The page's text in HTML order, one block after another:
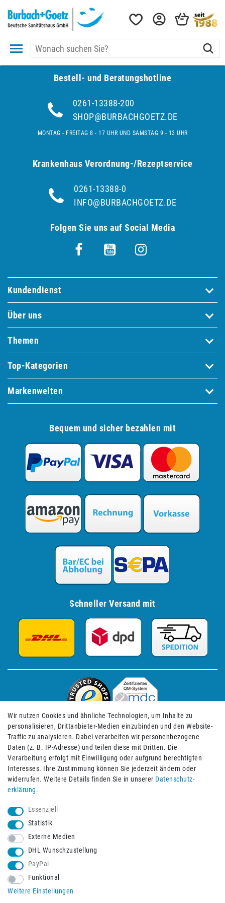
Bestell- und Be­ra­tungs­hot­line
0261-13388-200
SHOP@BURBACHGOETZ.DE
MONTAG - FREITAG 8 - 17 UHR UND SAMSTAG 9 - 13 UHR
Krankenhaus Verordnung-/Rezeptservice
0261-13388-0
INFO@BURBACHGOETZ.DE
Folgen Sie uns auf Social Media
Kundendienst
Über uns
Themen
Top-Kategorien
Markenwelten
Bequem und sicher bezahlen mit
Schneller Versand mit
Impressum Daten­schutz­erklärung AGB
Wir nutzen Cookies und ähnliche Technologien, um Inhalte zu
personalisieren, Drittanbieter-Medien einzubinden und den Website-
Traffic zu analysieren. Dabei verarbeiten wir personenbezogene
Daten (z. B. IP-Adresse) und teilen diese mit Dritten. Die
Verarbeitung erfolgt mit Einwilligung oder aufgrund berechtigten
Interesses. Ihre Zustimmung können Sie jederzeit ändern oder
widerrufen. Weitere Details finden Sie in unserer Daten­schutz­
erklärung.
Essenziell
Statistik
Externe Medien
DHL Wunschzustellung
PayPal
Funktional
Weitere Einstellungen